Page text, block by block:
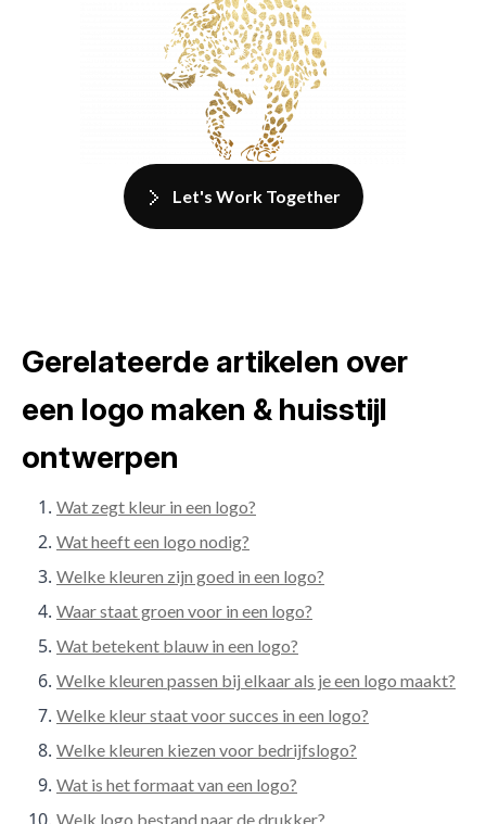
Let's Work Together
Gerelateerde artikelen over
een logo maken & huisstijl
ontwerpen
Wat zegt kleur in een logo?
Wat heeft een logo nodig?
Welke kleuren zijn goed in een logo?
Waar staat groen voor in een logo?
Wat betekent blauw in een logo?
Welke kleuren passen bij elkaar als je een logo maakt?
Welke kleur staat voor succes in een logo?
Welke kleuren kiezen voor bedrijfslogo?
Wat is het formaat van een logo?
Welk logo bestand naar de drukker?